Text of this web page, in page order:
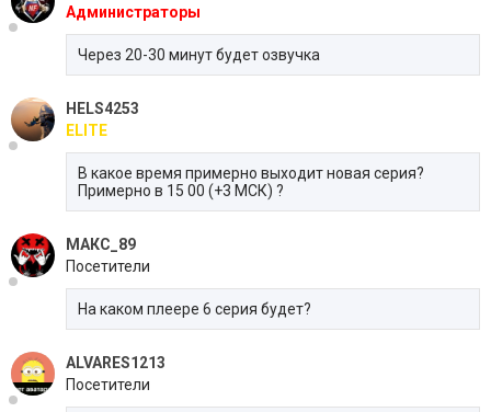
Администраторы
Через 20-30 минут будет озвучка
HELS4253
ELITE
В какое время примерно выходит новая серия?
Примерно в 15 00 (+3 МСК) ?
МАКС_89
Посетители
На каком плеере 6 серия будет?
ALVARES1213
Посетители